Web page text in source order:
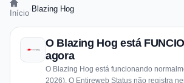
Início Blazing Hog
O Blazing Hog está
agora
O Blazing Hog está funcionando
2026). O Entireweb Status não registra